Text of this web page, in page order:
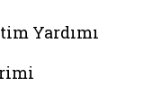
Yardımı